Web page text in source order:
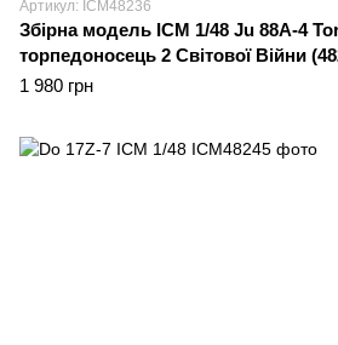
Артикул: ICM48236
Збірна модель ICM 1/48 Ju 88A-4
торпедоносець 2 Світової Війни
1 980 грн